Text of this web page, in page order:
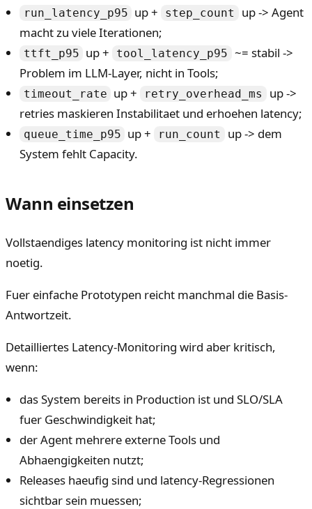
run_latency_p95 up + step_count
up -> Agent
macht zu viele Iterationen;
ttft_p95 up + tool_latency_p95 ~= stabil ->
Problem im LLM-Layer, nicht in Tools;
timeout_rate up + retry_overhead_ms
up ->
retries maskieren Instabilitaet und erhoehen latency;
queue_time_p95 up + run_count
up -> dem
System fehlt Capacity.
Wann einsetzen
Vollstaendiges latency monitoring ist nicht immer
noetig.
Fuer einfache Prototypen reicht manchmal die Basis-
Antwortzeit.
Detailliertes Latency-Monitoring wird aber kritisch,
wenn:
das System bereits in Production ist und SLO/SLA
fuer Geschwindigkeit hat;
der Agent mehrere externe Tools und
Abhaengigkeiten nutzt;
Releases haeufig sind und latency-Regressionen
sichtbar sein muessen;